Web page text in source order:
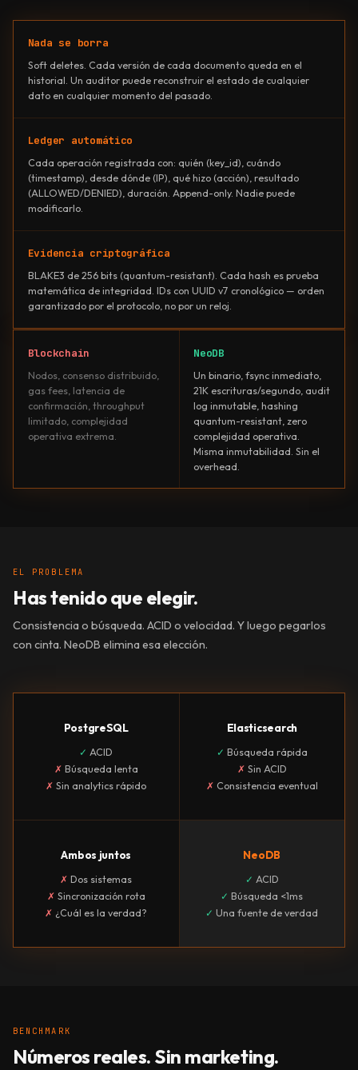
Nada se borra
Soft deletes. Cada versión de cada documento queda en el
historial. Un auditor puede reconstruir el estado de cualquier
dato en cualquier momento del pasado.
Ledger automático
Cada operación registrada con: quién (key_id), cuándo
(timestamp), desde dónde (IP), qué hizo (acción), resultado
(ALLOWED/DENIED), duración. Append-only. Nadie puede
modificarlo.
Evidencia criptográfica
BLAKE3 de 256 bits (quantum-resistant). Cada hash es prueba
matemática de integridad. IDs con UUID v7 cronológico — orden
garantizado por el protocolo, no por un reloj.
Blockchain
Nodos, consenso distribuido,
gas fees, latencia de
confirmación, throughput
limitado, complejidad
operativa extrema.
NeoDB
Un binario, fsync inmediato,
21K escrituras/segundo, audit
log inmutable, hashing
quantum-resistant, zero
complejidad operativa.
Misma inmutabilidad. Sin el
overhead.
EL PROBLEMA
Has tenido que elegir.
Consistencia o búsqueda. ACID o velocidad. Y luego pegarlos
con cinta. NeoDB elimina esa elección.
PostgreSQL
✓ ACID
✗ Búsqueda lenta
✗ Sin analytics rápido
Elasticsearch
✓ Búsqueda rápida
✗ Sin ACID
✗ Consistencia eventual
Ambos juntos
✗ Dos sistemas
✗ Sincronización rota
✗ ¿Cuál es la verdad?
NeoDB
✓ ACID
✓ Búsqueda <1ms
✓ Una fuente de verdad
BENCHMARK
Números reales. Sin marketing.